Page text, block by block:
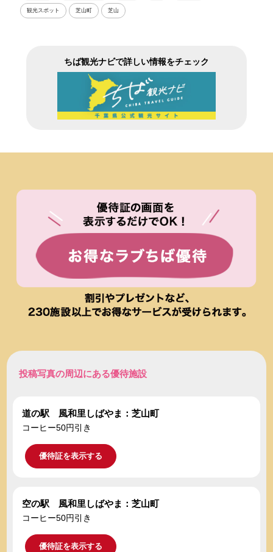
観光スポット 芝山町 芝山
ちば観光ナビで詳しい情報をチェック
投稿写真の周辺にある優待施設
道の駅 風和里しばやま：芝山町
コーヒー50円引き
優待証を表示する
空の駅 風和里しばやま：芝山町
コーヒー50円引き
優待証を表示する